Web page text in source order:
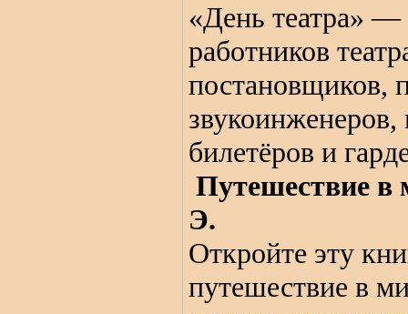
«День театра»
работников
постановщиков,
билетёров и
Путешествие
Э.
Откройте эту
путешествие в